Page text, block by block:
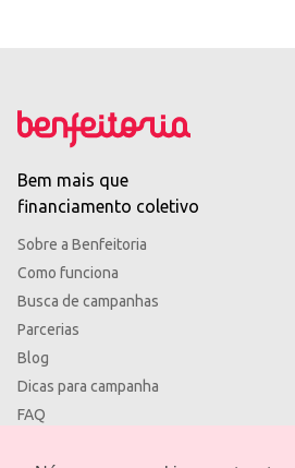
Bem mais que
financiamento coletivo
Sobre a Benfeitoria
Como funciona
Busca de campanhas
Parcerias
Blog
Dicas para campanha
FAQ